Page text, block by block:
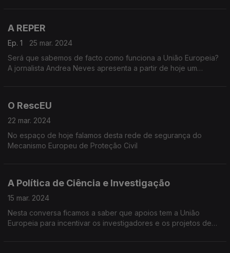
A REPER
Ep. 1
25 mar. 2024
Será que sabemos de facto como funciona a União Europeia?
A jornalista Andrea Neves apresenta a partir de hoje um
O RescEU
22 mar. 2024
No espaço de hoje falamos desta rede de segurança do
Mecanismo Europeu de Proteção Civil
A Política de Ciência e Investigação
15 mar. 2024
Nesta conversa ficamos a saber que apoios tem a União
Europeia para incentivar os investigadores e os projetos de